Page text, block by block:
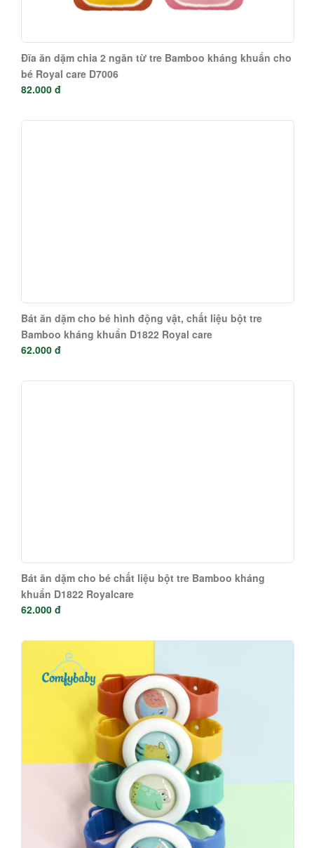
Đĩa ăn dặm chia 2 ngăn từ tre Bamboo kháng khuẩn cho
bé Royal care D7006
82.000 đ
Bát ăn dặm cho bé hình động vật, chất liệu bột tre
Bamboo kháng khuẩn D1822 Royal care
62.000 đ
Bát ăn dặm cho bé chất liệu bột tre Bamboo kháng
khuẩn D1822 Royalcare